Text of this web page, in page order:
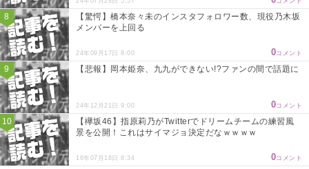
【驚愕】橋本奈々未のインスタフォロワー数、現役乃木坂
メンバーを上回る
24年09月17日 8:00 0コメント
【悲報】岡本姫奈、九九ができない!?ファンの間で話題に
24年12月21日 9:00 0コメント
【欅坂46】指原莉乃がTwitterでドリームチームの練習風
景を公開！これはサイマジョ決定だなｗｗｗｗ
16年07月18日 8:34 0コメント